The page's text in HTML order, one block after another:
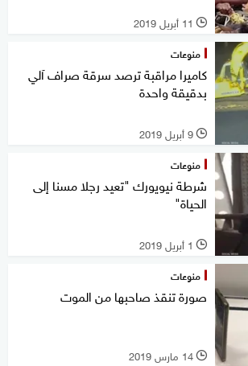
l 11 أبريل 2019
منوعات
كاميرا مراقبة ترصد سرقة صراف آلي
بدقيقة واحدة
l 9 أبريل 2019
منوعات
شرطة نيويورك "تعيد رجلا مسنا إلى
الحياة"
l 1 أبريل 2019
منوعات
صورة تنقذ صاحبها من الموت
l 14 مارس 2019